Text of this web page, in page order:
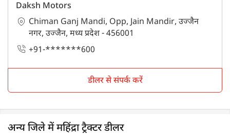
Daksh Motors
Chiman Ganj Mandi, Opp, Jain Mandir, उज्जैन
नगर, उज्जैन, मध्य प्रदेश - 456001
+91-*******600
डीलर से संपर्क करें
अन्य जिले में महिंद्रा ट्रैक्टर डीलर